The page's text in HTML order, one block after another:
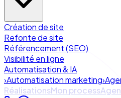
Création de site
Refonte de site
Référencement (SEO)
Visibilité en ligne
Automatisation & IA
›Automatisation marketing›
RéalisationsMon process